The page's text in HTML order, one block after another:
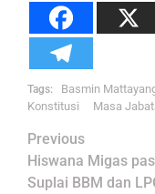
Tags: Basmin
Konstitusi
Masa
Post
navigation
Previous
Hiswana Migas
Suplai BBM dan